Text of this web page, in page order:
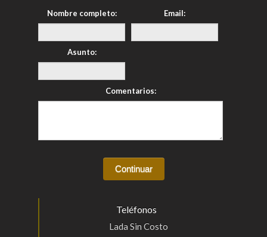
Nombre completo: Email:
Asunto:
Comentarios:
Teléfonos
Lada Sin Costo